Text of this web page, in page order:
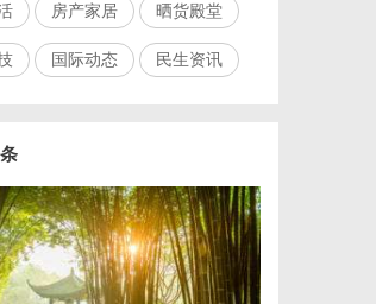
房产家居 晒货殿堂
国际动态 民生资讯